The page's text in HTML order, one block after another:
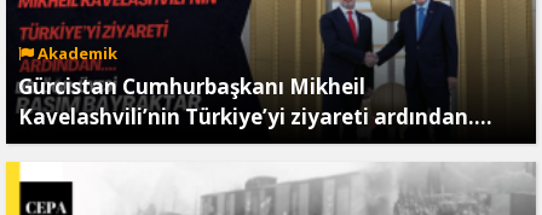
Akademik
Gürcistan Cumhurbaşkanı Mikheil
Kavelashvili’nin Türkiye’yi ziyareti ardından….